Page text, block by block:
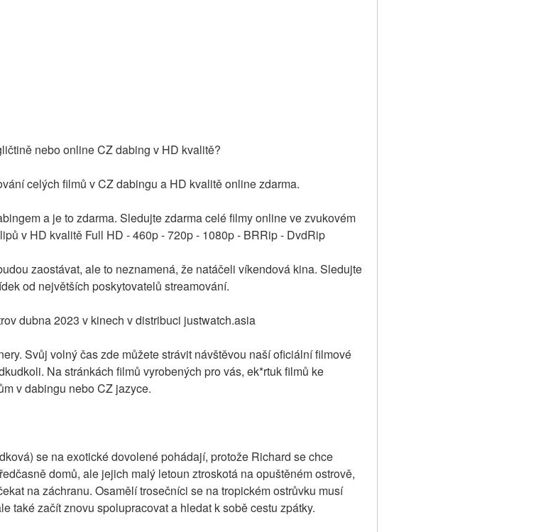
nebo online CZ dabing v HD kvalitě?
celých filmů v CZ dabingu a HD kvalitě online zdarma.
a je to zdarma. Sledujte zdarma celé filmy online ve zvukovém
v HD kvalitě Full HD - 460p - 720p - 1080p - BRRip - DvdRip
zaostávat, ale to neznamená, že natáčeli víkendová kina. Sledujte
od největších poskytovatelů streamování.
dubna 2023 v kinech v distribuci justwatch.asia
Svůj volný čas zde můžete strávit návštěvou naší oficiální filmové
Na stránkách filmů vyrobených pro vás, ek*rtuk filmů ke
v dabingu nebo CZ jazyce.
se na exotické dovolené pohádají, protože Richard se chce
domů, ale jejich malý letoun ztroskotá na opuštěném ostrově,
na záchranu. Osamělí trosečníci se na tropickém ostrůvku musí
také začít znovu spolupracovat a hledat k sobě cestu zpátky.